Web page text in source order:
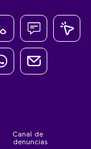
Canal de
denuncias